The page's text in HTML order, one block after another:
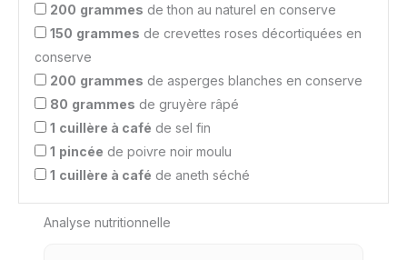
200 grammes de thon au naturel en conserve
150 grammes de crevettes roses décortiquées en
conserve
200 grammes de asperges blanches en conserve
80 grammes de gruyère râpé
1 cuillère à café de sel fin
1 pincée de poivre noir moulu
1 cuillère à café de aneth séché
Analyse nutritionnelle